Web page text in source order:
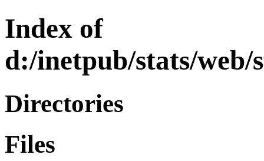
Index of
d:/inetpub/stats/web/
Directories
Files